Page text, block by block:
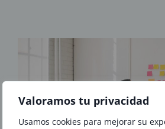
Valoramos tu privacidad
Usamos cookies para mejorar su